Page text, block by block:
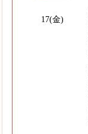
17(金)